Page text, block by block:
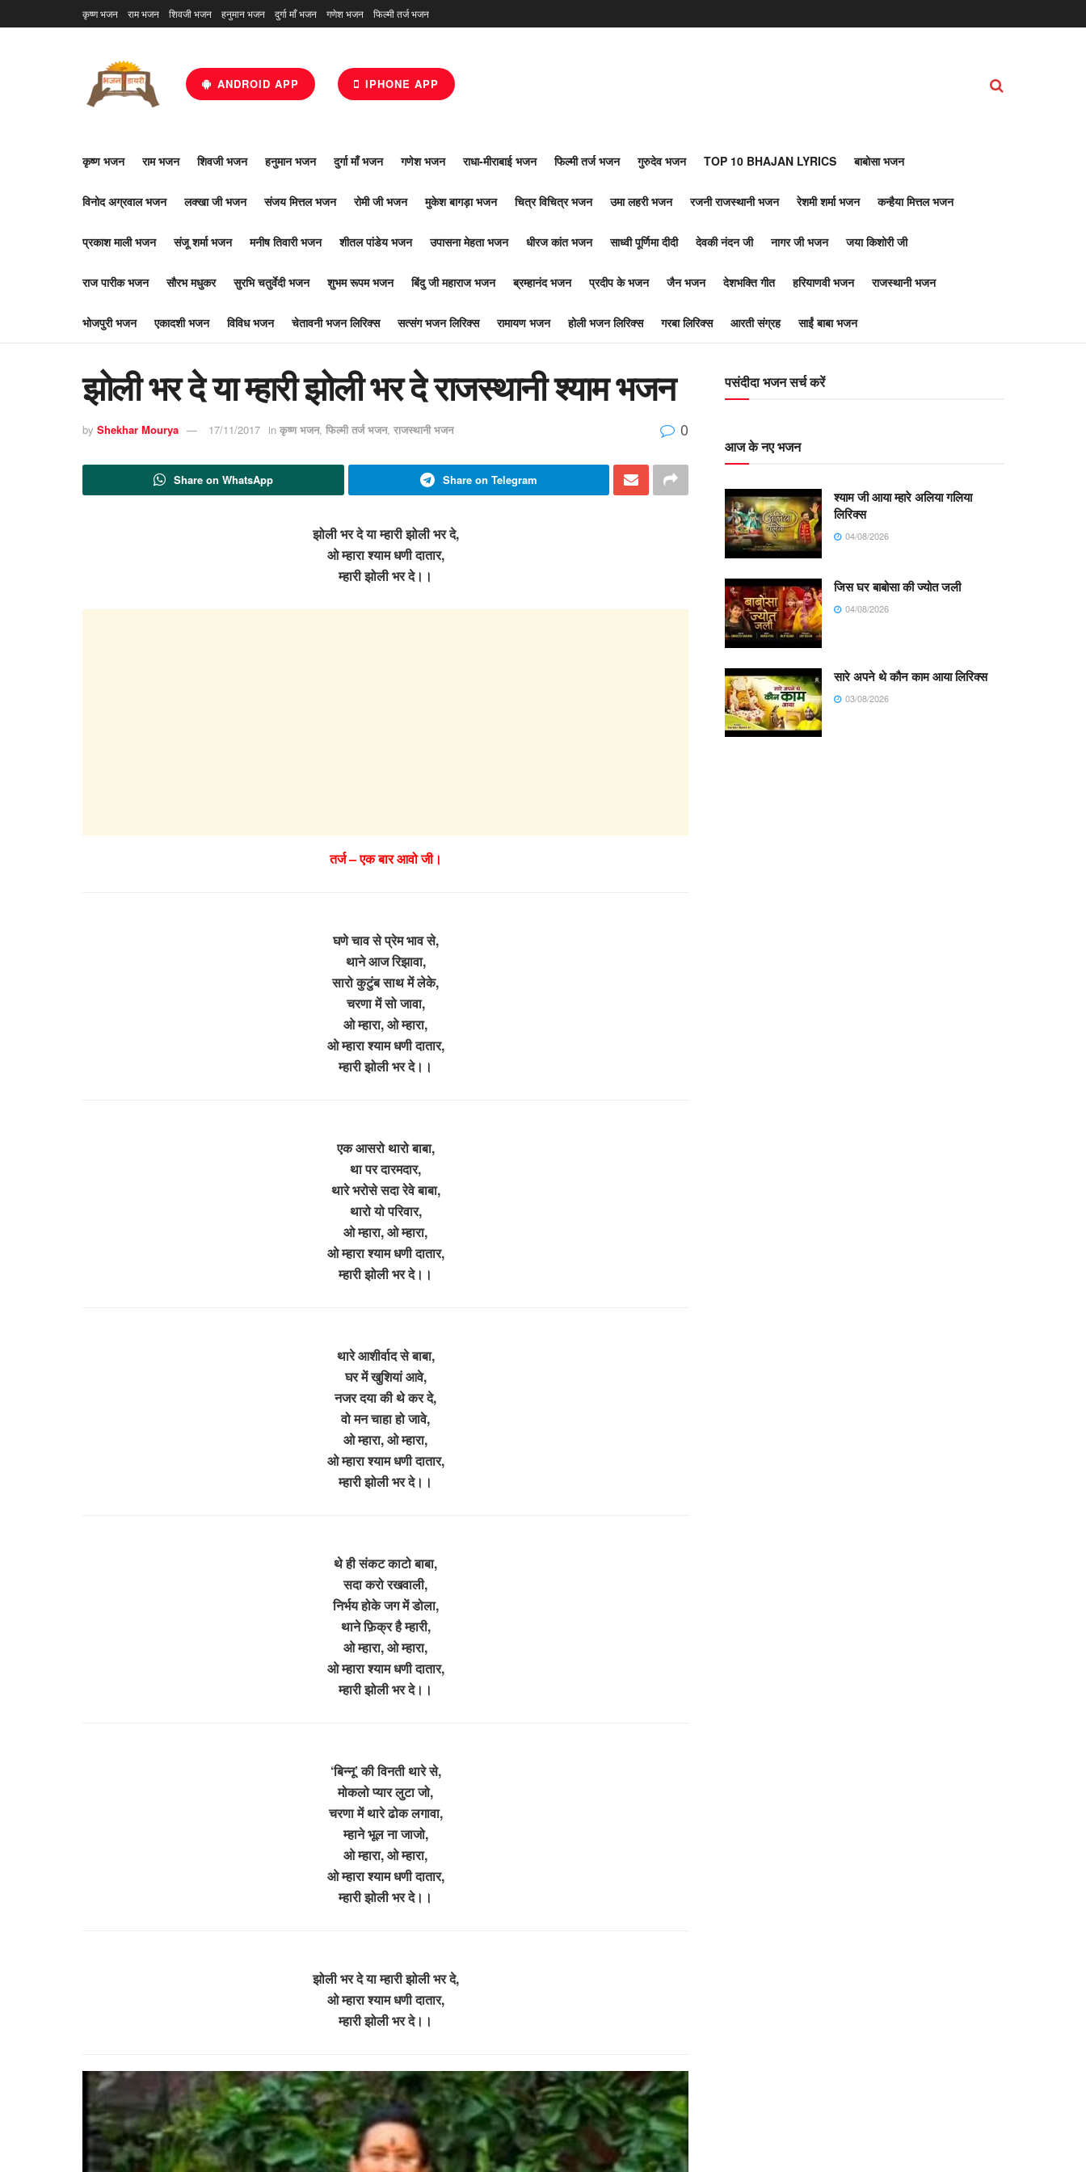
कृष्ण भजन राम भजन शिवजी भजन हनुमान भजन दुर्गा माँ भजन गणेश भजन फिल्मी तर्ज भजन
ANDROID APP IPHONE APP
कृष्ण भजन राम भजन शिवजी भजन हनुमान भजन दुर्गा माँ भजन गणेश भजन राधा-मीराबाई भजन फिल्मी तर्ज भजन गुरुदेव भजन TOP 10 BHAJAN LYRICS बाबोसा भजन
विनोद अग्रवाल भजन लक्खा जी भजन संजय मित्तल भजन रोमी जी भजन मुकेश बागड़ा भजन चित्र विचित्र भजन उमा लहरी भजन रजनी राजस्थानी भजन रेशमी शर्मा भजन कन्हैया मित्तल भजन
प्रकाश माली भजन संजू शर्मा भजन मनीष तिवारी भजन शीतल पांडेय भजन उपासना मेहता भजन धीरज कांत भजन साध्वी पूर्णिमा दीदी देवकी नंदन जी नागर जी भजन जया किशोरी जी
राज पारीक भजन सौरभ मधुकर सुरभि चतुर्वेदी भजन शुभम रूपम भजन बिंदु जी महाराज भजन ब्रम्हानंद भजन प्रदीप के भजन जैन भजन देशभक्ति गीत हरियाणवी भजन राजस्थानी भजन
भोजपुरी भजन एकादशी भजन विविध भजन चेतावनी भजन लिरिक्स सत्संग भजन लिरिक्स रामायण भजन होली भजन लिरिक्स गरबा लिरिक्स आरती संग्रह साईं बाबा भजन
झोली भर दे या म्हारी झोली भर दे राजस्थानी श्याम भजन
by Shekhar Mourya 17/11/2017 in कृष्ण भजन, फिल्मी तर्ज भजन, राजस्थानी भजन 0
Share on WhatsApp Share on Telegram
झोली भर दे या म्हारी झोली भर दे,
ओ म्हारा श्याम धणी दातार,
म्हारी झोली भर दे।।
तर्ज – एक बार आवो जी।
घणे चाव से प्रेम भाव से,
थाने आज रिझावा,
सारो कुटुंब साथ में लेके,
चरणा में सो जावा,
ओ म्हारा, ओ म्हारा,
ओ म्हारा श्याम धणी दातार,
म्हारी झोली भर दे।।
एक आसरो थारो बाबा,
था पर दारमदार,
थारे भरोसे सदा रेवे बाबा,
थारो यो परिवार,
ओ म्हारा, ओ म्हारा,
ओ म्हारा श्याम धणी दातार,
म्हारी झोली भर दे।।
थारे आशीर्वाद से बाबा,
घर में खुशियां आवे,
नजर दया की थे कर दे,
वो मन चाहा हो जावे,
ओ म्हारा, ओ म्हारा,
ओ म्हारा श्याम धणी दातार,
म्हारी झोली भर दे।।
थे ही संकट काटो बाबा,
सदा करो रखवाली,
निर्भय होके जग में डोला,
थाने फ़िक्र है म्हारी,
ओ म्हारा, ओ म्हारा,
ओ म्हारा श्याम धणी दातार,
म्हारी झोली भर दे।।
‘बिन्नू’ की विनती थारे से,
मोकलो प्यार लुटा जो,
चरणा में थारे ढोक लगावा,
म्हाने भूल ना जाजो,
ओ म्हारा, ओ म्हारा,
ओ म्हारा श्याम धणी दातार,
म्हारी झोली भर दे।।
झोली भर दे या म्हारी झोली भर दे,
ओ म्हारा श्याम धणी दातार,
म्हारी झोली भर दे।।
पसंदीदा भजन सर्च करें
आज के नए भजन
श्याम जी आया म्हारे अलिया गलिया
लिरिक्स
04/08/2026
जिस घर बाबोसा की ज्योत जली
04/08/2026
सारे अपने थे कौन काम आया लिरिक्स
03/08/2026